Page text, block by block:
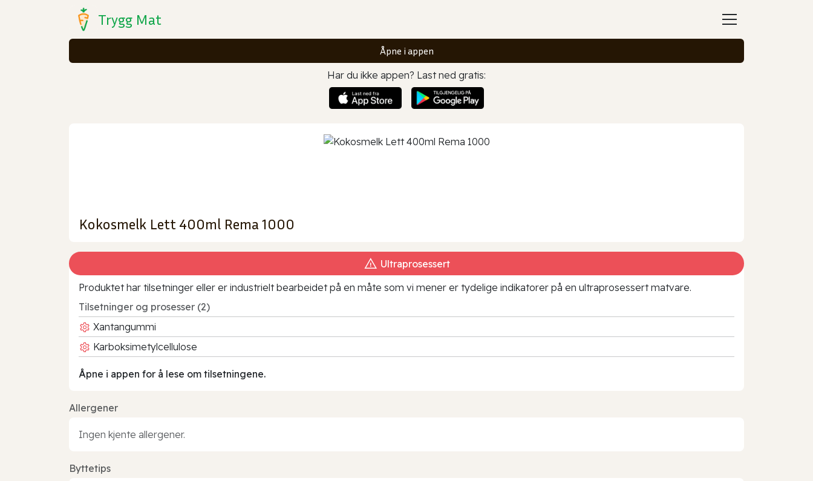
Trygg Mat
Åpne i appen
Har du ikke appen? Last ned gratis:
Kokosmelk Lett 400ml Rema 1000
Ultraprosessert
Produktet har tilsetninger eller er industrielt bearbeidet på en måte som vi mener er tydelige indikatorer på en ultraprosessert matvare.
Tilsetninger og prosesser (2)
Xantangummi
Karboksimetylcellulose
Åpne i appen for å lese om tilsetningene.
Allergener
Ingen kjente allergener.
Byttetips